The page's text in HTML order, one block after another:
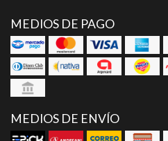
MEDIOS DE PAGO
MEDIOS DE ENVÍO